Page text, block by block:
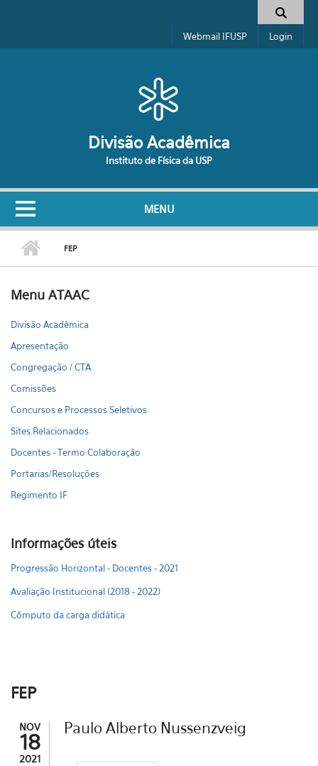
Formulário de busca
Webmail IFUSP Login
Divisão Acadêmica
Instituto de Física da USP
MENU
FEP
Menu ATAAC
Divisão Acadêmica
Apresentação
Congregação / CTA
Comissões
Concursos e Processos Seletivos
Sites Relacionados
Docentes - Termo Colaboração
Portarias/Resoluções
Regimento IF
Informações úteis
Progressão Horizontal - Docentes - 2021
Avaliação Institucional (2018 - 2022)
Cômputo da carga didática
FEP
NOV
18
2021
Paulo Alberto Nussenzveig